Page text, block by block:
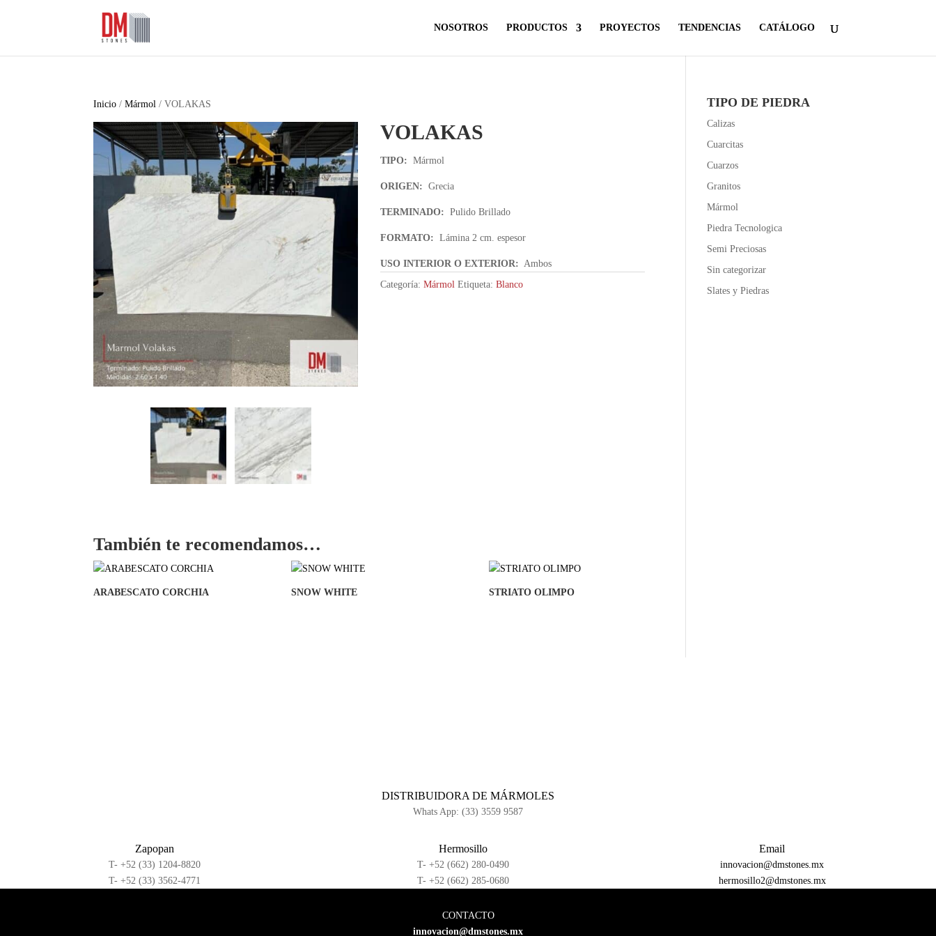
NOSOTROS PRODUCTOS PROYECTOS TENDENCIAS CATÁLOGO
Inicio /Mármol / VOLAKAS
VOLAKAS
TIPO: Mármol
ORIGEN: Grecia
TERMINADO: Pulido Brillado
FORMATO: Lámina 2 cm. espesor
USO INTERIORO EXTERIOR: Ambos
Categoría:Mármol Etiqueta:Blanco
También te recomendamos…
ARABESCATO CORCHIA SNOW WHITE STRIATO OLIMPO
TIPO DE PIEDRA
Calizas
Cuarcitas
Cuarzos
Granitos
Mármol
Piedra Tecnologica
Semi Preciosas
Sin categorizar
Slates y Piedras
DISTRIBUIDORA DE MÁRMOLES
Whats App: (33) 3559 9587
Zapopan
T- +52 (33) 1204-8820
T- +52 (33) 3562-4771
Hermosillo
T- +52 (662) 280-0490
T- +52 (662) 285-0680
Email
innovacion@dmstones.mx
hermosillo2@dmstones.mx
CONTACTO
innovacion@dmstones.mx